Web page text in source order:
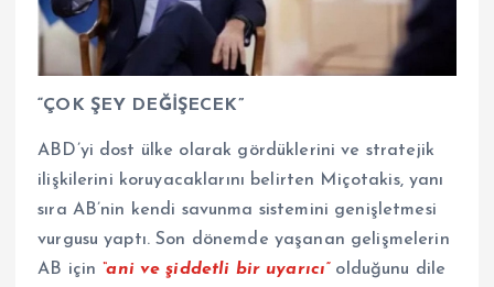
“ÇOK ŞEY DEĞİŞECEK”
ABD’yi dost ülke olarak gördüklerini ve stratejik
ilişkilerini koruyacaklarını belirten Miçotakis, yanı
sıra AB’nin kendi savunma sistemini genişletmesi
vurgusu yaptı. Son dönemde yaşanan gelişmelerin
AB için “ani ve şiddetli bir uyarıcı”olduğunu dile